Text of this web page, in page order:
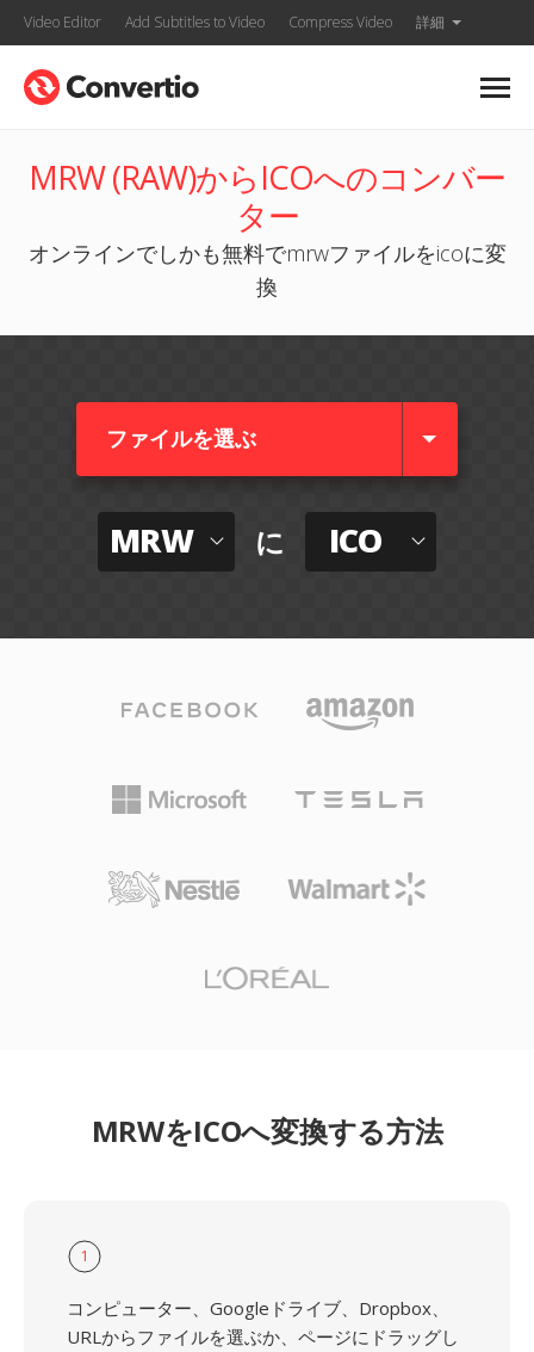
Video Editor Add Subtitles to Video Compress Video 詳細
MRW (RAW)からICOへのコンバー
ター
オンラインでしかも無料でmrwファイルをicoに変
換
ファイルを選ぶ
MRW に ICO
MRWをICOへ変換する方法
1
コンピューター、Googleドライブ、Dropbox、
URLからファイルを選ぶか、ページにドラッグし